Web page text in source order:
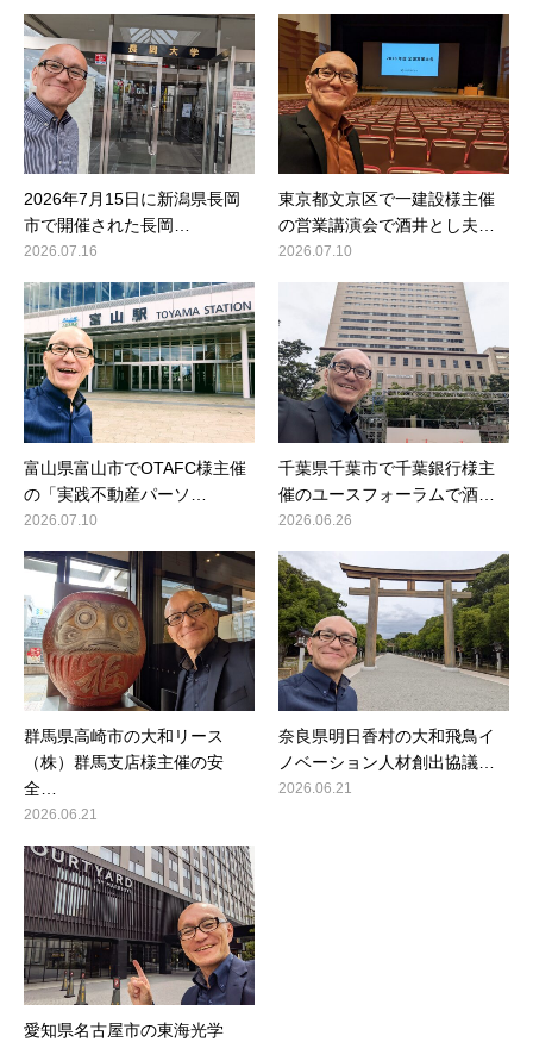
2026年7月15日に新潟県長岡
市で開催された長岡…
2026.07.16
東京都文京区で一建設様主催
の営業講演会で酒井とし夫…
2026.07.10
富山県富山市でOTAFC様主催
の「実践不動産パーソ…
2026.07.10
千葉県千葉市で千葉銀行様主
催のユースフォーラムで酒…
2026.06.26
群馬県高崎市の大和リース
（株）群馬支店様主催の安
全…
2026.06.21
奈良県明日香村の大和飛鳥イ
ノベーション人材創出協議…
2026.06.21
愛知県名古屋市の東海光学